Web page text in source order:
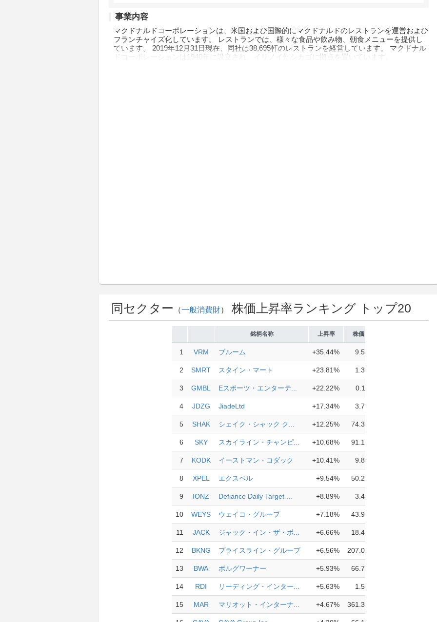
事業内容
マクドナルドコーポレーションは、米国および国際的にマクドナルドのレストランを運営および
フランチャイズ化しています。 レストランでは、様々な食品や飲み物、朝食メニューを提供し
ています。 2019年12月31日現在、同社は38,695軒のレストランを経営しています。 マクドナル
ドコーポレーションは1940年に設立され、イリノイ州シカゴに拠点を置いています。
同セクター （一般消費財） 株価上昇率ランキング トップ20
銘柄名称 上昇率 株価
1 VRM ブルーム +35.44% 9.54
2 SMRT スタイン・マート +23.81% 1.30
3 GMBL Eスポーツ・エンターテ... +22.22% 0.11
4 JDZG JiadeLtd +17.34% 3.79
5 SHAK シェイク・シャック ク... +12.25% 74.33
6 SKY スカイライン・チャンピ... +10.68% 91.16
7 KODK イーストマン・コダック +10.41% 9.86
8 XPEL エクスペル +9.54% 50.29
9 IONZ Defiance Daily Target ... +8.89% 3.43
10 WEYS ウェイコ・グループ +7.18% 43.90
11 JACK ジャック・イン・ザ・ボ... +6.66% 18.42
12 BKNG プライスライン・グループ +6.56% 207.02
13 BWA ボルグワーナー +5.93% 66.78
14 RDI リーディング・インター... +5.63% 1.50
15 MAR マリオット・インターナ... +4.67% 361.31